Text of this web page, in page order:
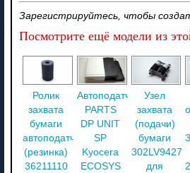
Зарегистрируйтесь, чтобы
Посмотрите ещё модели из
Ролик
захвата
бумаги
автоподатчика
(резинка)
36211110
Автоподатчик
PARTS
DP UNIT
SP
Kyocera
ECOSYS
Узел
захвата
(подачи)
бумаги
302LV94270
для